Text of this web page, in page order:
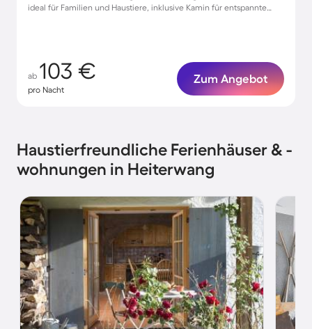
ideal für Familien und Haustiere, inklusive Kamin für entspannte
ab 103 €
pro Nacht
Zum Angebot
Haustierfreundliche Ferienhäuser & -
wohnungen in Heiterwang